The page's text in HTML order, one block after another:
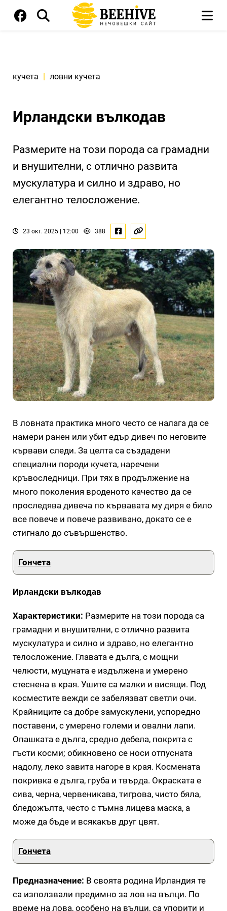
кучета | ловни кучета
Ирландски вълкодав
Размерите на този порода са грамадни
и внушителни, с отлично развита
мускулатура и силно и здраво, но
елегантно телосложение.
23 окт. 2025 | 12:00 388
В ловната практика много често се налага да се
намери ранен или убит едър дивеч по неговите
кървави следи. За целта са създадени
специални породи кучета, наречени
кръвоследници. При тях в продължение на
много поколения вроденото качество да се
проследява дивеча по кървавата му диря е било
все повече и повече развивано, докато се е
стигнало до съвършенство.
Гончета
Ирландски вълкодав
Характеристики: Размерите на този порода са
грамадни и внушителни, с отлично развита
мускулатура и силно и здраво, но елегантно
телосложение. Главата е дълга, с мощни
челюсти, муцуната е издължена и умерено
стеснена в края. Ушите са малки и висящи. Под
косместите вежди се забелязват светли очи.
Крайниците са добре замускулени, успоредно
поставени, с умерено големи и овални лапи.
Опашката е дълга, средно дебела, покрита с
гъсти косми; обикновено се носи отпусната
надолу, леко завита нагоре в края. Космената
покривка е дълга, груба и твърда. Окраската е
сива, черна, червеникава, тигрова, чисто бяла,
бледожълта, често с тъмна лицева маска, а
може да бъде и всякакъв друг цвят.
Гончета
Предназначение: В своята родина Ирландия те
са използвали предимно за лов на вълци. По
време на лова, особено на вълци, са упорити и